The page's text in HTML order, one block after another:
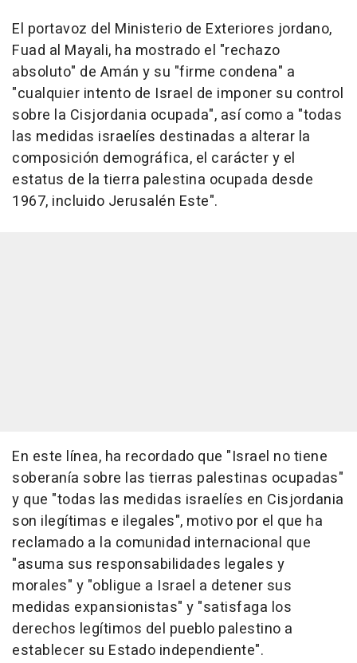
El portavoz del Ministerio de Exteriores jordano,
Fuad al Mayali, ha mostrado el "rechazo
absoluto" de Amán y su "firme condena" a
"cualquier intento de Israel de imponer su control
sobre la Cisjordania ocupada", así como a "todas
las medidas israelíes destinadas a alterar la
composición demográfica, el carácter y el
estatus de la tierra palestina ocupada desde
1967, incluido Jerusalén Este".
En este línea, ha recordado que "Israel no tiene
soberanía sobre las tierras palestinas ocupadas"
y que "todas las medidas israelíes en Cisjordania
son ilegítimas e ilegales", motivo por el que ha
reclamado a la comunidad internacional que
"asuma sus responsabilidades legales y
morales" y "obligue a Israel a detener sus
medidas expansionistas" y "satisfaga los
derechos legítimos del pueblo palestino a
establecer su Estado independiente".